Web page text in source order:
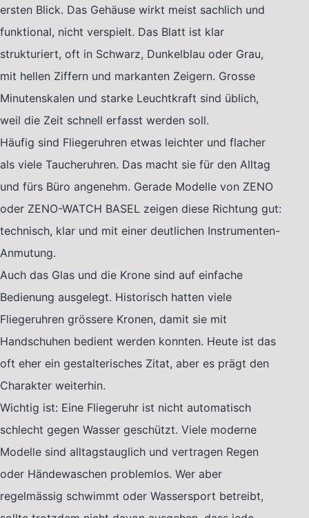
ersten Blick. Das Gehäuse wirkt meist sachlich und
funktional, nicht verspielt. Das Blatt ist klar
strukturiert, oft in Schwarz, Dunkelblau oder Grau,
mit hellen Ziffern und markanten Zeigern. Grosse
Minutenskalen und starke Leuchtkraft sind üblich,
weil die Zeit schnell erfasst werden soll.
Häufig sind Fliegeruhren etwas leichter und flacher
als viele Taucheruhren. Das macht sie für den Alltag
und fürs Büro angenehm. Gerade Modelle von ZENO
oder ZENO-WATCH BASEL zeigen diese Richtung gut:
technisch, klar und mit einer deutlichen Instrumenten-
Anmutung.
Auch das Glas und die Krone sind auf einfache
Bedienung ausgelegt. Historisch hatten viele
Fliegeruhren grössere Kronen, damit sie mit
Handschuhen bedient werden konnten. Heute ist das
oft eher ein gestalterisches Zitat, aber es prägt den
Charakter weiterhin.
Wichtig ist: Eine Fliegeruhr ist nicht automatisch
schlecht gegen Wasser geschützt. Viele moderne
Modelle sind alltagstauglich und vertragen Regen
oder Händewaschen problemlos. Wer aber
regelmässig schwimmt oder Wassersport betreibt,